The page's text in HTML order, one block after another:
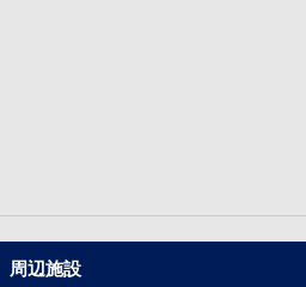
周辺施設